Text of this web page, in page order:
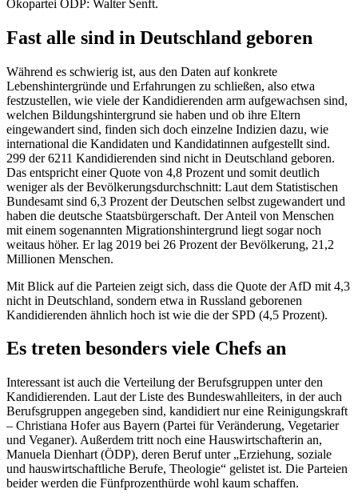
Ökopartei ÖDP: Walter Senft.
Fast alle sind in Deutschland geboren
Während es schwierig ist, aus den Daten auf konkrete
Lebenshintergründe und Erfahrungen zu schließen, also etwa
festzustellen, wie viele der Kandidierenden arm aufgewachsen sind,
welchen Bildungshintergrund sie haben und ob ihre Eltern
eingewandert sind, finden sich doch einzelne Indizien dazu, wie
international die Kandidaten und Kandidatinnen aufgestellt sind.
299 der 6211 Kandidierenden sind nicht in Deutschland geboren.
Das entspricht einer Quote von 4,8 Prozent und somit deutlich
weniger als der Bevölkerungsdurchschnitt: Laut dem Statistischen
Bundesamt sind 6,3 Prozent der Deutschen selbst zugewandert und
haben die deutsche Staatsbürgerschaft. Der Anteil von Menschen
mit einem sogenannten Migrationshintergrund liegt sogar noch
weitaus höher. Er lag 2019 bei 26 Prozent der Bevölkerung, 21,2
Millionen Menschen.
Mit Blick auf die Parteien zeigt sich, dass die Quote der AfD mit 4,3
nicht in Deutschland, sondern etwa in Russland geborenen
Kandidierenden ähnlich hoch ist wie die der SPD (4,5 Prozent).
Es treten besonders viele Chefs an
Interessant ist auch die Verteilung der Berufsgruppen unter den
Kandidierenden. Laut der Liste des Bundeswahlleiters, in der auch
Berufsgruppen angegeben sind, kandidiert nur eine Reinigungskraft
– Christiana Hofer aus Bayern (Partei für Veränderung, Vegetarier
und Veganer). Außerdem tritt noch eine Hauswirtschafterin an,
Manuela Dienhart (ÖDP), deren Beruf unter „Erziehung, soziale
und hauswirtschaftliche Berufe, Theologie“ gelistet ist. Die Parteien
beider werden die Fünfprozenthürde wohl kaum schaffen.